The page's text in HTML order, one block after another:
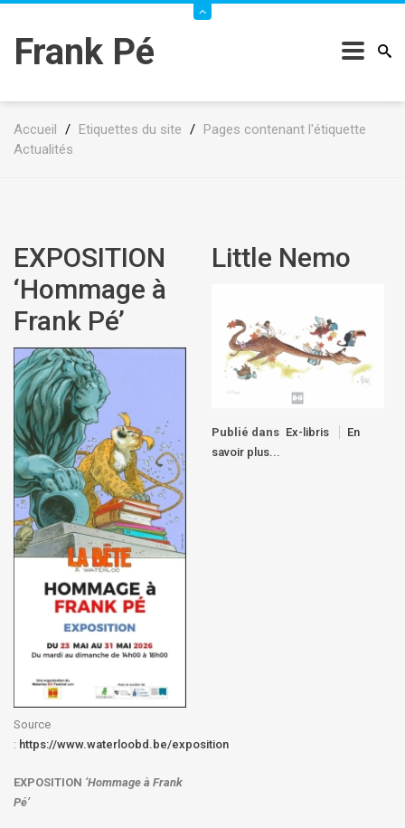
Frank Pé
Accueil / Etiquettes du site / Pages contenant l'étiquette
Actualités
EXPOSITION
‘Hommage à
Frank Pé’
Source
: https://www.waterloobd.be/exposition
EXPOSITION ‘Hommage à Frank
Pé’
Little Nemo
Publié dans Ex-libris
En
savoir plus...